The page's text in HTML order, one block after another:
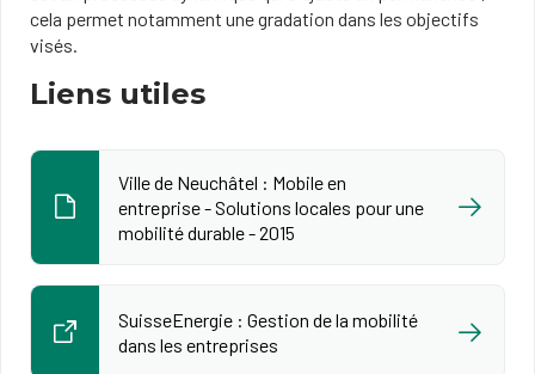
cela permet notamment une gradation dans les objectifs
visés.
Liens utiles
Ville de Neuchâtel : Mobile en
entreprise - Solutions locales pour une
mobilité durable - 2015
SuisseEnergie : Gestion de la mobilité
dans les entreprises